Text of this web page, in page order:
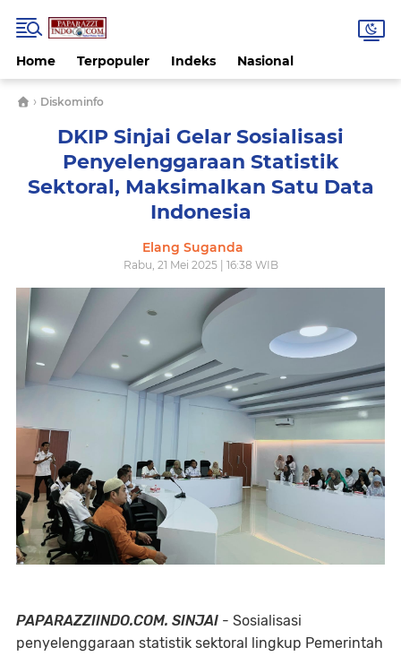
Home Terpopuler Indeks Nasional
› Diskominfo
DKIP Sinjai Gelar Sosialisasi
Penyelenggaraan Statistik
Sektoral, Maksimalkan Satu Data
Indonesia
Elang Suganda
Rabu, 21 Mei 2025 | 16:38 WIB
PAPARAZZIINDO.COM. SINJAI - Sosialisasi
penyelenggaraan statistik sektoral lingkup Pemerintah